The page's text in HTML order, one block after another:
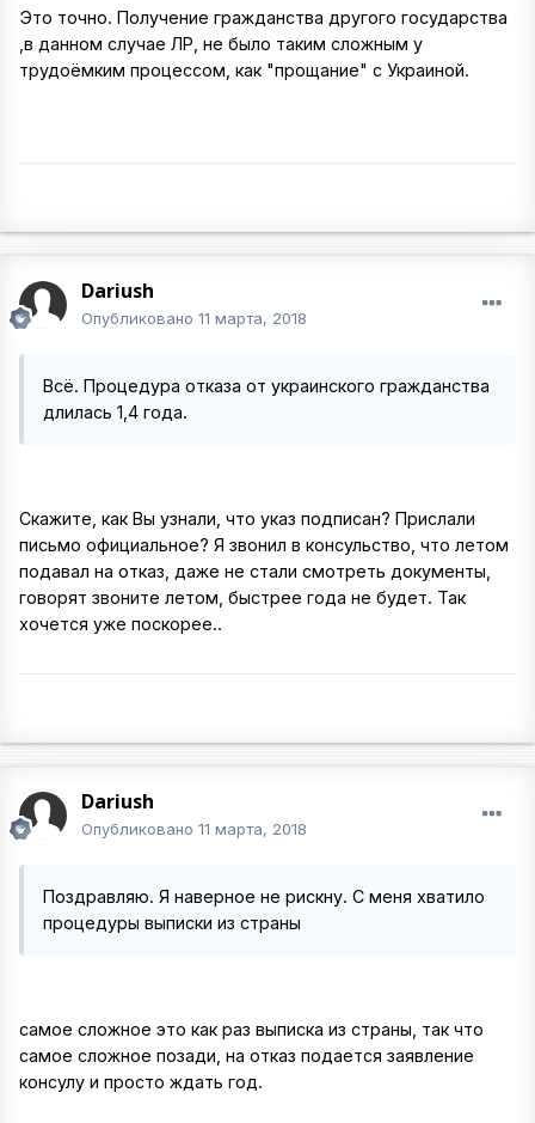
Это точно. Получение гражданства другого государства
,в данном случае ЛР, не было таким сложным у
трудоёмким процессом, как "прощание" с Украиной.
Dariush
Опубликовано 11 марта, 2018
Всё. Процедура отказа от украинского гражданства
длилась 1,4 года.
Скажите, как Вы узнали, что указ подписан? Прислали
письмо официальное? Я звонил в консульство, что летом
подавал на отказ, даже не стали смотреть документы,
говорят звоните летом, быстрее года не будет. Так
хочется уже поскорее..
Dariush
Опубликовано 11 марта, 2018
Поздравляю. Я наверное не рискну. С меня хватило
процедуры выписки из страны
самое сложное это как раз выписка из страны, так что
самое сложное позади, на отказ подается заявление
консулу и просто ждать год.